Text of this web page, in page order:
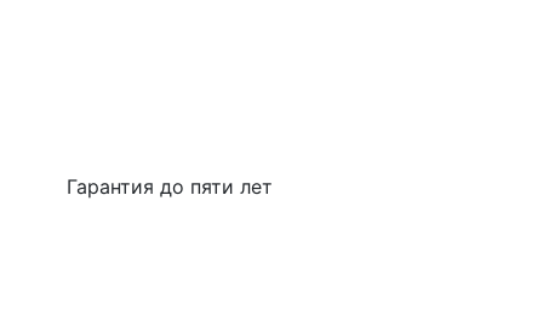
Гарантия до пяти лет